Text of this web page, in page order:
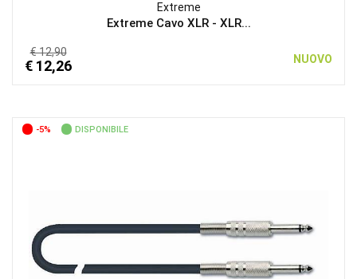
Extreme
Extreme Cavo XLR - XLR...
€ 12,90
€ 12,26 NUOVO
-5% DISPONIBILE